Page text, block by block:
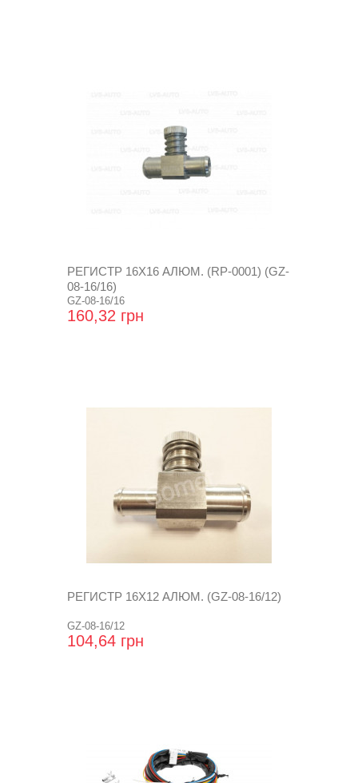
РЕГИСТР 16Х16 АЛЮМ. (RP-0001) (GZ-
08-16/16)
GZ-08-16/16
160,32 грн
РЕГИСТР 16Х12 АЛЮМ. (GZ-08-16/12)
GZ-08-16/12
104,64 грн